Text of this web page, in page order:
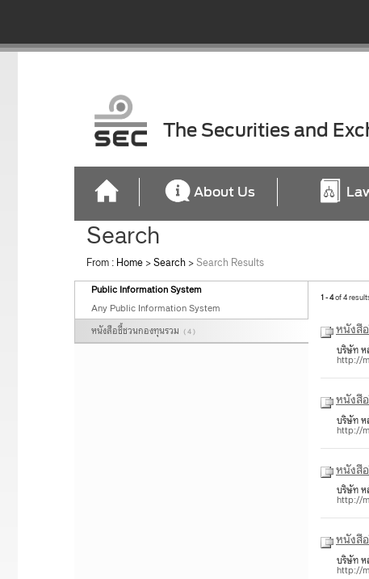
The Securities and
About Us
Search
From : Home >Search >Search Results
Public Information System
Any Public Information System
หนังสือชี้ชวนกองทุนรวม ( 4 )
1 - 4of 4
หนังสื
บริษัท ห
http://
หนังสื
บริษัท ห
http://
หนังสื
บริษัท ห
http://
บริษัท ห
http://